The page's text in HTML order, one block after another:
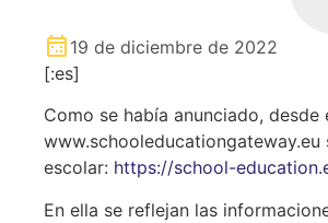
19 de diciembre de 2022
[:es]
Como se había anunciado,
escolar: https://school-
En ella se reflejan las